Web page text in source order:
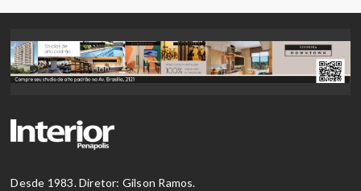
Desde 1983. Diretor: Gilson Ramos.